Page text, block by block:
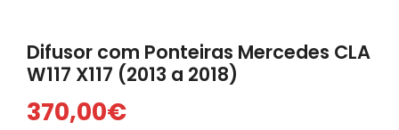
Loja Virtual 360º
Difusor com Ponteiras Mercedes CLA
W117 X117 (2013 a 2018)
370,00€